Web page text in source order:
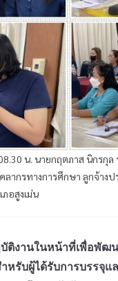
น. นายกฤตภาส นิกรกุ
ากรทางการศึกษา ลูกจ้า
อสูงเม่น
ติงานในหน้าที่เพื่อพัฒ
หรับผู้ได้รับการบรรจุแ